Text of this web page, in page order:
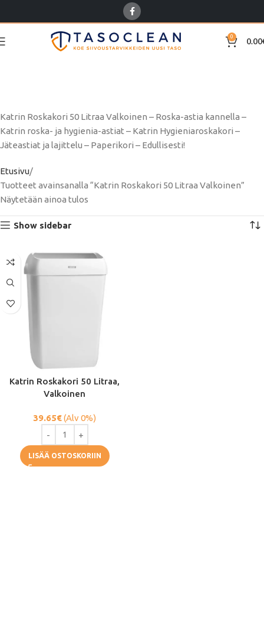
0 0.00
Katrin Roskakori 50 Litraa Valkoinen – Roska-astia kannella –
Katrin roska- ja hygienia-astiat – Katrin Hygieniaroskakori –
Jäteastiat ja lajittelu – Paperikori – Edullisesti!
Etusivu
Tuotteet avainsanalla “Katrin Roskakori 50 Litraa Valkoinen”
Näytetään ainoa tulos
Show sidebar
Katrin Roskakori 50 Litraa,
Valkoinen
39.65€(Alv 0%)
LISÄÄ OSTOSKORIIN